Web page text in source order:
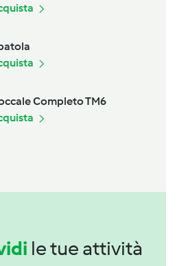
Completo TM6
le tue attività